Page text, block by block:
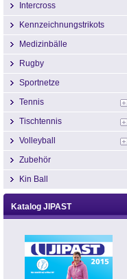
Intercross
Kennzeichnungstrikots
Medizinbälle
Rugby
Sportnetze
Tennis
Tischtennis
Volleyball
Zubehör
Kin Ball
Katalog JIPAST